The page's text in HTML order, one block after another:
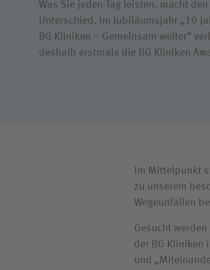
Compliance
BG
Was Sie jeden Tag leisten, macht den
Unterschied. Im Jubiläumsjahr „10
BG Kliniken – Gemeinsam weiter“
deshalb erstmals die BG Kliniken
Im Mittelpunkt
zu unserem
Wegeunfällen
Gesucht
der BG Kliniken
und